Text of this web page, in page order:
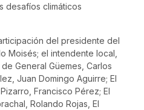
desafíos climáticos
del presidente del
Moisés; el intendente local,
General Güemes, Carlos
Juan Domingo Aguirre; El
Francisco Pérez; El
Rolando Rojas, El